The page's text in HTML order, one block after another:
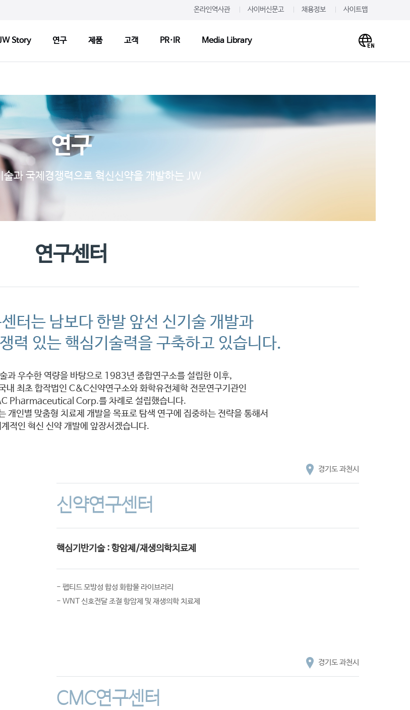
온라인역사관 사이버신문고 채용정보 사이트맵
Story 연구 제품 고객 PR·IR Media Library
연구정책
기반기술
파이프라인
연구 네트워크
판매약국 찾기
허가변경알림
CCM 인사말
CCM 소개
고객문의
JW를 주목하다 영상
연구
술과 국제경쟁력으로 혁신신약을 개발하는 JW
연구센터
터는 남보다 한발 앞선 신기술 개발과
력 있는 핵심기술력을 구축하고 있습니다.
과 우수한 역량을 바탕으로 1983년 종합연구소를 설립한 이후,
내 최초 합작법인 C&C신약연구소와 화학유전체학 전문연구기관인
Pharmaceutical Corp.를 차례로 설립했습니다.
개인별 맞춤형 치료제 개발을 목표로 탐색 연구에 집중하는 전략을 통해서
적인 혁신 신약 개발에 앞장서겠습니다.
경기도 과천시
신약연구센터
핵심기반기술 : 항암제/재생의학치료제
- 펩티드 모방성 합성 화합물 라이브러리
- WNT 신호전달 조절 항암제 및 재생의학 치료제
경기도 과천시
CMC연구센터